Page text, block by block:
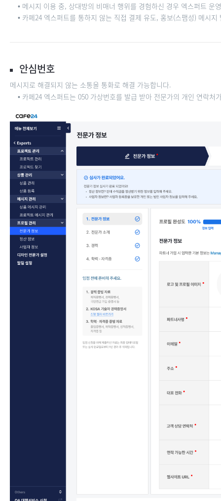
• 메시지 이용 중, 상대방의 비매너 행위를 경험하신 경우 엑스퍼트 운
• 카페24 엑스퍼트를 통하지 않는 직접 결제 유도, 홍보(스팸성) 메시
안심번호
메시지로 해결되지 않는 소통을 통화로 해결 가능합니다.
• 카페24 엑스퍼트는 050 가상번호를 발급 받아 전문가의 개인 연락처